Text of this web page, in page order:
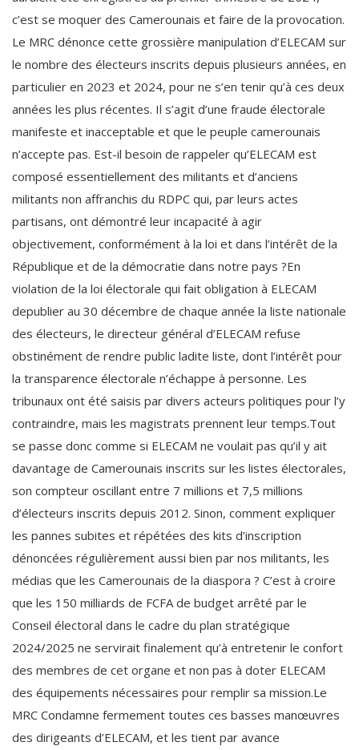
c’est se moquer des Camerounais et faire de la provocation.
Le MRC dénonce cette grossière manipulation d’ELECAM sur
le nombre des électeurs inscrits depuis plusieurs années, en
particulier en 2023 et 2024, pour ne s’en tenir qu’à ces deux
années les plus récentes. Il s’agit d’une fraude électorale
manifeste et inacceptable et que le peuple camerounais
n’accepte pas. Est-il besoin de rappeler qu’ELECAM est
composé essentiellement des militants et d’anciens
militants non affranchis du RDPC qui, par leurs actes
partisans, ont démontré leur incapacité à agir
objectivement, conformément à la loi et dans l’intérêt de la
République et de la démocratie dans notre pays ?En
violation de la loi électorale qui fait obligation à ELECAM
depublier au 30 décembre de chaque année la liste nationale
des électeurs, le directeur général d’ELECAM refuse
obstinément de rendre public ladite liste, dont l’intérêt pour
la transparence électorale n’échappe à personne. Les
tribunaux ont été saisis par divers acteurs politiques pour l’y
contraindre, mais les magistrats prennent leur temps.Tout
se passe donc comme si ELECAM ne voulait pas qu’il y ait
davantage de Camerounais inscrits sur les listes électorales,
son compteur oscillant entre 7 millions et 7,5 millions
d’électeurs inscrits depuis 2012. Sinon, comment expliquer
les pannes subites et répétées des kits d’inscription
dénoncées régulièrement aussi bien par nos militants, les
médias que les Camerounais de la diaspora ? C’est à croire
que les 150 milliards de FCFA de budget arrêté par le
Conseil électoral dans le cadre du plan stratégique
2024/2025 ne servirait finalement qu’à entretenir le confort
des membres de cet organe et non pas à doter ELECAM
des équipements nécessaires pour remplir sa mission.Le
MRC Condamne fermement toutes ces basses manœuvres
des dirigeants d’ELECAM, et les tient par avance